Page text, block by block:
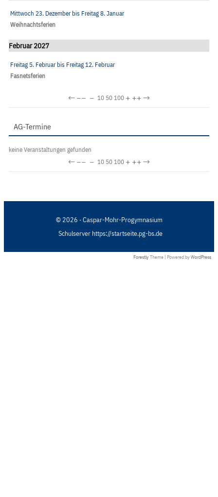
Mittwoch 23. Dezemberbis Freitag 8. Januar
Weihnachtsferien
Februar 2027
Freitag 5. Februarbis Freitag 12. Februar
Fasnetsferien
←−− − 10 50100 + ++→
AG-Termine
keine Veranstaltungen gefunden
←−− − 10 50100 + ++→
© 2026 · Caspar-Mohr-Progymnasium
Schulserver https://startseite.pg-bs.de
Forestly Theme | Powered by WordPress